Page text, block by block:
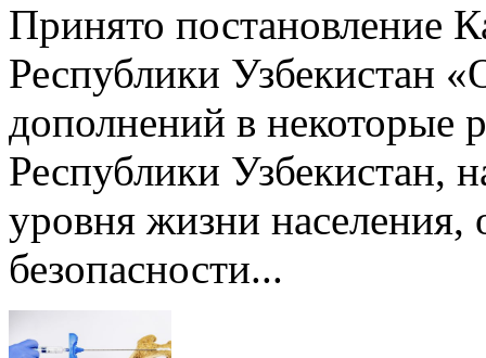
Принято постановление
Республики Узбекистан
дополнений в некоторые
Республики Узбекистан,
уровня жизни населения,
безопасности...